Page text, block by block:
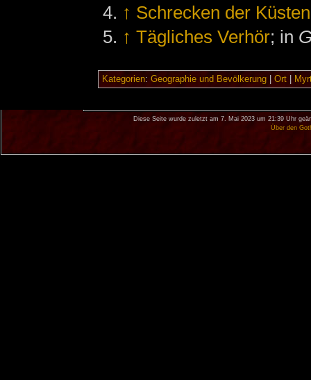
↑ Schrecken der
↑ Tägliches Verhör; in
Kategorien: Geographie und Bevölkerung| Ort|
Diese Seite wurde zuletzt am 7. Mai 2023 um 21:39 Uhr
Über den